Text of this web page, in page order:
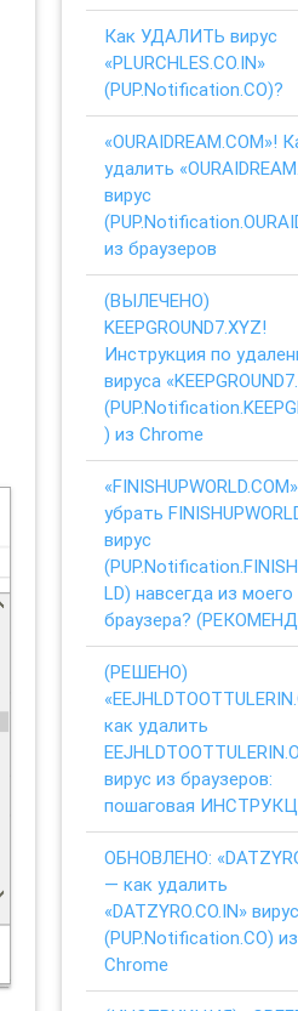
Как УДАЛИТЬ вирус
«PLURCHLES.CO.IN»
(PUP.Notification.CO)?
«OURAIDREAM.COM»!
удалить
вирус
из браузеров
(ВЫЛЕЧЕНО)
KEEPGROUND7.XYZ!
Инструкция по
вируса
) из Chrome
убрать
вирус
LD) навсегда из моего
браузера?
(РЕШЕНО)
как удалить
вирус из браузеров:
пошаговая
ОБНОВЛЕНО:
— как удалить
«DATZYRO.CO.IN» вирус
(PUP.Notification.CO) из
Chrome